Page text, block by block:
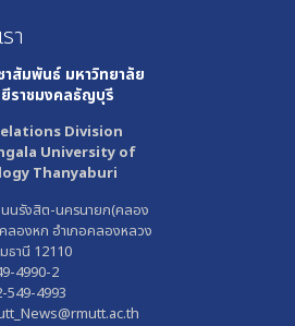
า
าสัมพันธ์ มหาวิทยาลัย
ยีราชมงคลธัญบุรี
Division
University of
Thanyaburi
นรังสิต-นครนายก(คลอง
ลองหก อำเภอคลองหลวง
ธานี 12110
4990-2
549-4993